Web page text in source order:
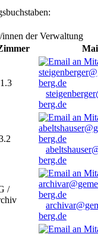
der Verwaltung
berg.de
berg.de
/
berg.de